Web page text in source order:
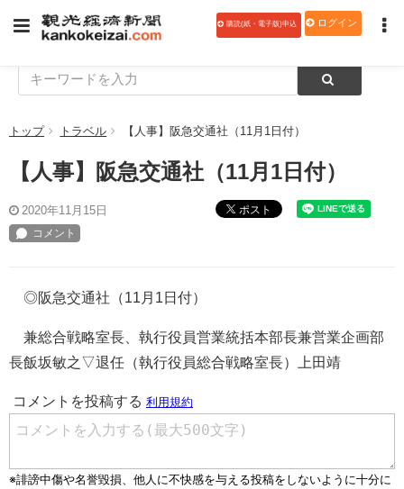
購読(紙・電子版)申込 ログイン
トップ トラベル 【人事】阪急交通社（11月1日付）
【人事】阪急交通社（11月1日付）
2020年11月15日 ポスト
◎阪急交通社（11月1日付）
兼総合戦略室長、執行役員営業統括本部長兼営業企画部
長飯坂敏之▽退任（執行役員総合戦略室長）上田靖